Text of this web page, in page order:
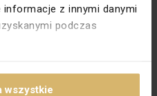
z innymi danymi
podczas
wszystkie
2